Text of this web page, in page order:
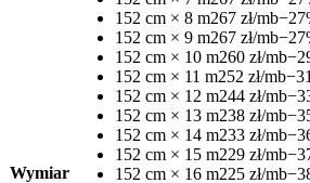
Wymiar
152 cm × 8 m267 zł/mb
152 cm × 9 m267 zł/mb
152 cm × 10 m260 zł/mb
152 cm × 11 m252 zł/mb
152 cm × 12 m244 zł/mb
152 cm × 13 m238 zł/mb
152 cm × 14 m233 zł/mb
152 cm × 15 m229 zł/mb
152 cm × 16 m225 zł/mb